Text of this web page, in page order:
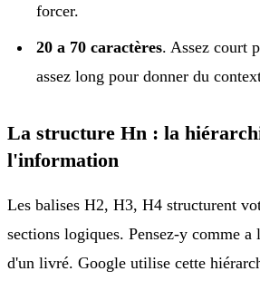
forcer.
20 a 70 caractères. Assez court
assez long pour donner du
La structure Hn : la
l'information
Les balises H2, H3, H4 structurent
sections logiques. Pensez-y comme a
d'un livré. Google utilise cette